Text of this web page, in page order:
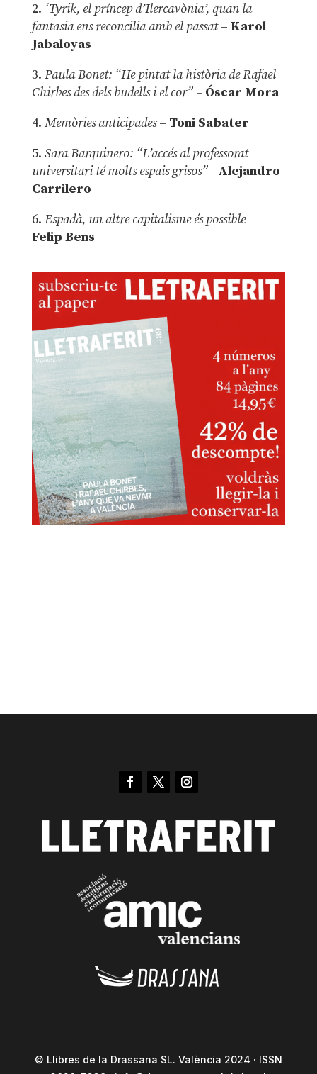
2. ‘Tyrik, el príncep d’Ilercavònia’, quan la
fantasia ens reconcilia amb el passat– Karol
Jabaloyas
3. Paula Bonet: “He pintat la història de Rafael
Chirbes des dels budells i el cor” –Óscar Mora
4. Memòries anticipades– Toni Sabater
5. Sara Barquinero: “L’accés al professorat
universitari té molts espais grisos”– Alejandro
Carrilero
6. Espadà, un altre capitalisme és possible –
Felip Bens
© Llibres de la Drassana SL. València 2024 · ISSN